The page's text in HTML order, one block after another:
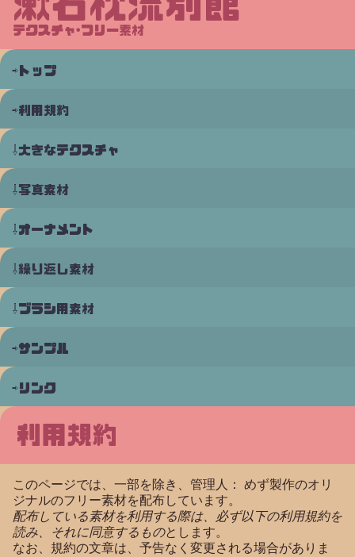
テクスチャ･フリー素材
トップ
利用規約
大きなテクスチャ
写真素材
オーナメント
繰り返し素材
ブラシ用素材
サンプル
リンク
利用規約
このページでは、一部を除き、管理人： めず製作のオリ
ジナルのフリー素材を配布しています。
配布している素材を利用する際は、必ず以下の利用規約を
読み、それに同意するものとします。
なお、規約の文章は、予告なく変更される場合がありま